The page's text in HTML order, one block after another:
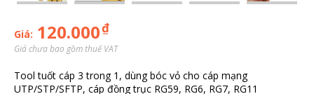
Giá: 120.000₫
Giá chưa bao gồm thuế VAT
Tool tuốt cáp 3 trong 1, dùng bóc vỏ cho cáp mạng
UTP/STP/SFTP, cáp đồng trục RG59, RG6, RG7, RG11